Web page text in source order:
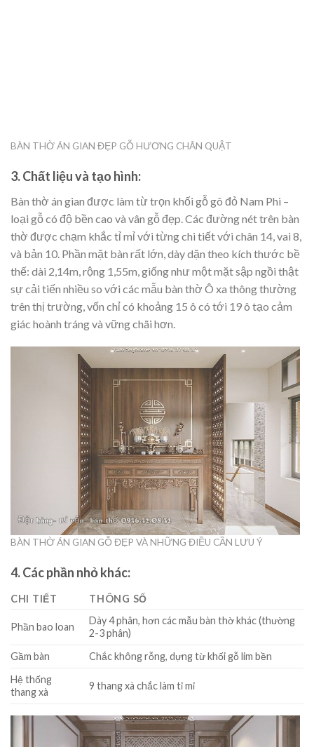
BÀN THỜ ÁN GIAN ĐẸP GỖ HƯƠNG CHÂN QUẬT
3. Chất liệu và tạo hình:
Bàn thờ án gian được làm từ trọn khối gỗ gõ đỏ Nam Phi –
loại gỗ có độ bền cao và vân gỗ đẹp. Các đường nét trên bàn
thờ được chạm khắc tỉ mỉ với từng chi tiết với chân 14, vai 8,
và bản 10. Phần mặt bàn rất lớn, dày dặn theo kích thước bề
thế: dài 2,14m, rộng 1,55m, giống như một mặt sập ngồi thật
sự cải tiến nhiều so với các mẫu bàn thờ Ô xa thông thường
trên thị trường, vốn chỉ có khoảng 15 ô có tới 19 ô tạo cảm
giác hoành tráng và vững chãi hơn.
BÀN THỜ ÁN GIAN GỖ ĐẸP VÀ NHỮNG ĐIỀU CẦN LƯU Ý
4. Các phần nhỏ khác:
CHI TIẾT THÔNG SỐ
Phần bao loan
Dày 4 phân, hơn các mẫu bàn thờ khác (thường
2-3 phân)
Gầm bàn
Chắc không rỗng, dựng từ khối gỗ lim bền
Hệ thống
thang xà
9 thang xà chắc làm tỉ mỉ